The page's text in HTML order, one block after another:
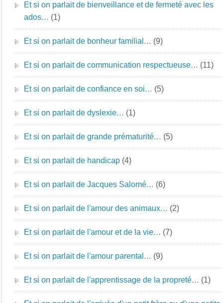
Et si on parlait de bienveillance et de fermeté avec les
ados… (1)
Et si on parlait de bonheur familial… (9)
Et si on parlait de communication respectueuse… (11)
Et si on parlait de confiance en soi… (5)
Et si on parlait de dyslexie… (1)
Et si on parlait de grande prématurité… (5)
Et si on parlait de handicap (4)
Et si on parlait de Jacques Salomé… (6)
Et si on parlait de l'amour des animaux… (2)
Et si on parlait de l'amour et de la vie… (7)
Et si on parlait de l'amour parental… (9)
Et si on parlait de l'apprentissage de la propreté… (1)